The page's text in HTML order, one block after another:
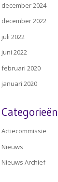
december 2024
december 2022
juli 2022
juni 2022
februari 2020
januari 2020
Categorieën
Actiecommissie
Nieuws
Nieuws Archief